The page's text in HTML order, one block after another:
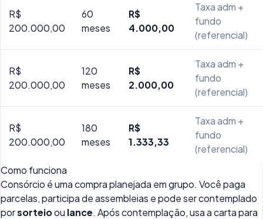
R$
200.000,00
60
meses
R$
4.000,00
Taxa adm +
fundo
(referencial)
R$
200.000,00
120
meses
R$
2.000,00
Taxa adm +
fundo
(referencial)
R$
200.000,00
180
meses
R$
1.333,33
Taxa adm +
fundo
(referencial)
Como funciona
Consórcio é uma compra planejada em grupo. Você paga
parcelas, participa de assembleias e pode ser contemplado
porsorteioou lance. Após contemplação, usa a carta para